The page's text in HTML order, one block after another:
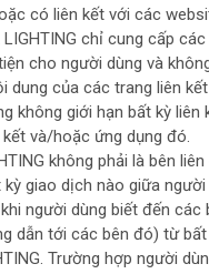
có liên kết với các
LIGHTING chỉ cung cấp
cho người dùng và
dung của các trang liên
không giới hạn bất kỳ liên
và/hoặc ứng dụng đó.
không phải là bên
giao dịch nào giữa
người dùng biết đến các
dẫn tới các bên đó) từ bất
Trường hợp người